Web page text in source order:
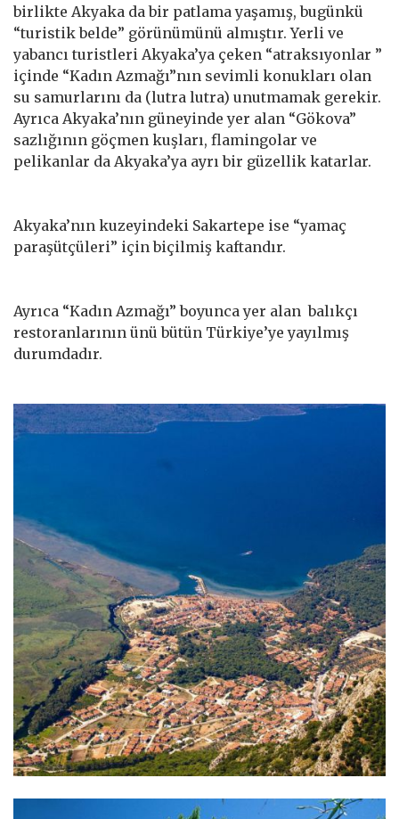
birlikte Akyaka da bir patlama yaşamış, bugünkü
“turistik belde” görünümünü almıştır. Yerli ve
yabancı turistleri Akyaka’ya çeken “atraksıyonlar ”
içinde “Kadın Azmağı”nın sevimli konukları olan
su samurlarını da (lutra lutra) unutmamak gerekir.
Ayrıca Akyaka’nın güneyinde yer alan “Gökova”
sazlığının göçmen kuşları, flamingolar ve
pelikanlar da Akyaka’ya ayrı bir güzellik katarlar.
Akyaka’nın kuzeyindeki Sakartepe ise “yamaç
paraşütçüleri” için biçilmiş kaftandır.
Ayrıca “Kadın Azmağı” boyunca yer alan balıkçı
restoranlarının ünü bütün Türkiye’ye yayılmış
durumdadır.